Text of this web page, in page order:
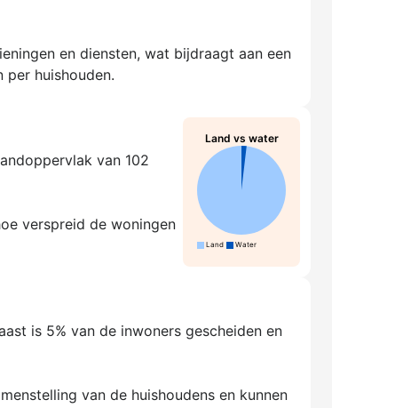
en diensten, wat bijdraagt aan een
per huishouden.
van 102
verspreid de woningen
Land vs water
Land Water
is 5% van de inwoners gescheiden en
van de huishoudens en kunnen